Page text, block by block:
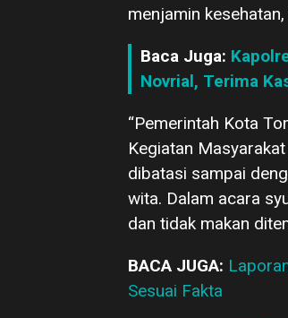
menjamin
Baca Juga:
Novrial, Terima
“Pemerintah Kota
Kegiatan
dibatasi sampai
wita. Dalam acara
dan tidak makan
BACA JUGA:
Sesuai Fakta